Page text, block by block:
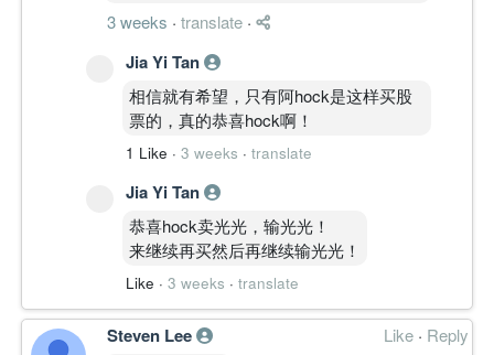
3 weeks · translate ·
Jia Yi Tan
相信就有希望，只有阿hock是这样买股
票的，真的恭喜hock啊！
1 Like · 3 weeks · translate
Jia Yi Tan
恭喜hock卖光光，输光光！
来继续再买然后再继续输光光！
Like · 3 weeks · translate
Steven Lee Like · Reply